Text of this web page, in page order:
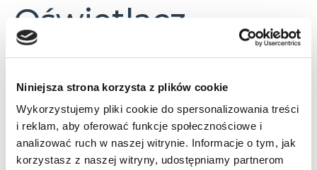
Niniejsza strona korzysta z plików cookie
Wykorzystujemy pliki cookie do spersonalizowania treści
i reklam, aby oferować funkcje społecznościowe i
analizować ruch w naszej witrynie. Informacje o tym, jak
korzystasz z naszej witryny, udostępniamy partnerom
Oświetlacz
niebieski LTM
034-602 S72L 60D
BLU 475nm
(93ACC0331)